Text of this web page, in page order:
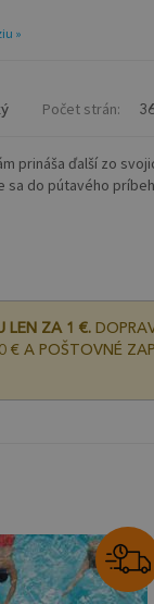
»
Počet strán:
prináša ďalší zo
do pútavého
LEN ZA 1 €.
€ A POŠTOVNÉ